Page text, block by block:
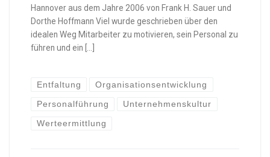
Hannover aus dem Jahre 2006 von Frank H. Sauer und
Dorthe Hoffmann Viel wurde geschrieben über den
idealen Weg Mitarbeiter zu motivieren, sein Personal zu
führen und ein […]
Entfaltung Organisationsentwicklung
Personalführung Unternehmenskultur
Werteermittlung